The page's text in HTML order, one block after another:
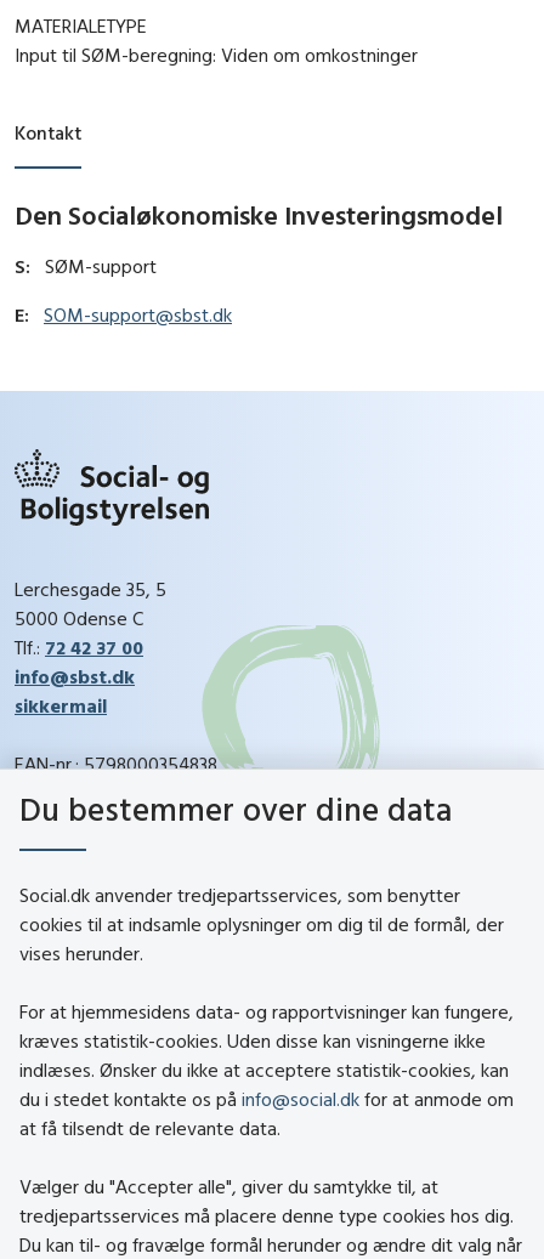
MATERIALETYPE
Input til SØM-beregning: Viden om omkostninger
Kontakt
Den Socialøkonomiske Investeringsmodel
S:
SØM-support
E:
SOM-support@sbst.dk
Lerchesgade 35, 5
5000 Odense C
Tlf.: 72 42 37 00
info@sbst.dk
sikkermail
EAN-nr.: 5798000354838
CVR-nr.: 26144698
Kontakt
About social.dk
Tilgængelighedserklæring
Om brugen af cookies
Besøg også
Du bestemmer over dine data
Social.dk anvender tredjepartsservices, som benytter
cookies til at indsamle oplysninger om dig til de formål, der
vises herunder.
For at hjemmesidens data- og rapportvisninger kan fungere,
kræves statistik-cookies. Uden disse kan visningerne ikke
indlæses. Ønsker du ikke at acceptere statistik-cookies, kan
du i stedet kontakte os på info@social.dk for at anmode om
at få tilsendt de relevante data.
Vælger du "Accepter alle", giver du samtykke til, at
tredjepartsservices må placere denne type cookies hos dig.
Du kan til- og fravælge formål herunder og ændre dit valg når